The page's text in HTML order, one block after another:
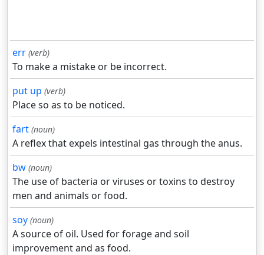
err (verb)
To make a mistake or be incorrect.
put up (verb)
Place so as to be noticed.
fart (noun)
A reflex that expels intestinal gas through the anus.
bw (noun)
The use of bacteria or viruses or toxins to destroy
men and animals or food.
soy (noun)
A source of oil. Used for forage and soil
improvement and as food.